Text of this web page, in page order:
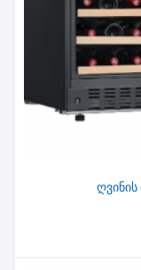
ღვინის